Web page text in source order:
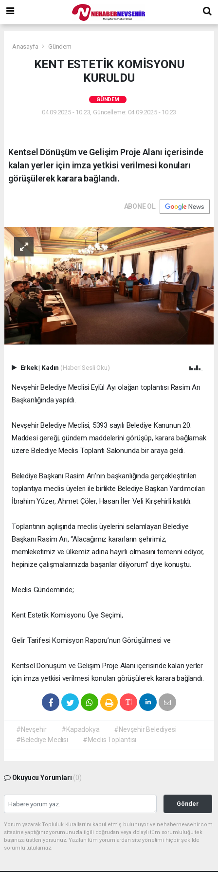
Anasayfa Gündem
KENT ESTETİK KOMİSYONU
KURULDU
GÜNDEM
04.09.2025 - 10:23, Güncelleme: 04.09.2025 - 10:23
Kentsel Dönüşüm ve Gelişim Proje Alanı içerisinde
kalan yerler için imza yetkisi verilmesi konuları
görüşülerek karara bağlandı.
ABONE OL
Erkek| Kadın (Haberi Sesli Oku)
Nevşehir Belediye Meclisi Eylül Ayı olağan toplantısı Rasim Arı
Başkanlığında yapıldı.
Nevşehir Belediye Meclisi, 5393 sayılı Belediye Kanunun 20.
Maddesi gereği, gündem maddelerini görüşüp, karara bağlamak
üzere Belediye Meclis Toplantı Salonunda bir araya geldi.
Belediye Başkanı Rasim Arı’nın başkanlığında gerçekleştirilen
toplantıya meclis üyeleri ile birlikte Belediye Başkan Yardımcıları
İbrahim Yüzer, Ahmet Çöler, Hasan İler Veli Kırşehirli katıldı.
Toplantının açılışında meclis üyelerini selamlayan Belediye
Başkanı Rasim Arı, “Alacağımız kararların şehrimiz,
memleketimiz ve ülkemiz adına hayırlı olmasını temenni ediyor,
hepinize çalışmalarınızda başarılar diliyorum” diye konuştu.
Meclis Gündeminde;
Kent Estetik Komisyonu Üye Seçimi,
Gelir Tarifesi Komisyon Raporu’nun Görüşülmesi ve
Kentsel Dönüşüm ve Gelişim Proje Alanı içerisinde kalan yerler
için imza yetkisi verilmesi konuları görüşülerek karara bağlandı.
#Nevşehir #Kapadokya
#Nevşehir Belediyesi
#Belediye Meclisi
#Meclis Toplantısı
Okuyucu Yorumları (0)
Gönder
Yorum yazarak Topluluk Kuralları’nı kabul etmiş bulunuyor ve nehabernevsehir.com
sitesine yaptığınız yorumunuzla ilgili doğrudan veya dolaylı tüm sorumluluğu tek
başınıza üstleniyorsunuz. Yazılan tüm yorumlardan site yönetimi hiçbir şekilde
sorumlu tutulamaz.